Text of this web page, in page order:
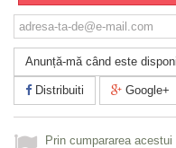
Anunță-mă când este
Distribuiti Google+
Prin cumpararea